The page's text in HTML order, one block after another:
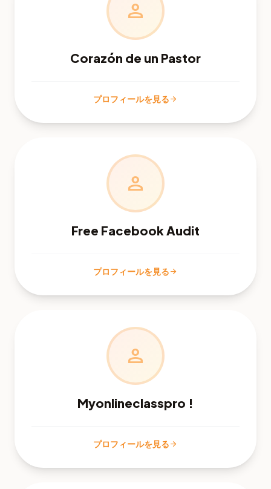
person
Corazón de un Pastor
プロフィールを見るarrow_forward
person
Free Facebook Audit
プロフィールを見るarrow_forward
person
Myonlineclasspro !
プロフィールを見るarrow_forward